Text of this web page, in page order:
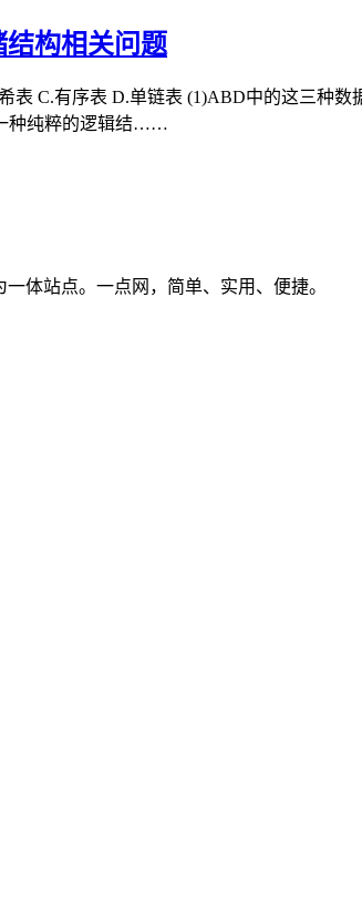
构相关问题
表 C.有序表 D.单链表 (1)ABD中的这三种
种纯粹的逻辑结……
体站点。一点网，简单、实用、便捷。